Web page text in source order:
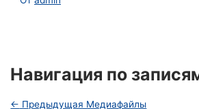
Навигация по
← Предыдущая Медиафайлы